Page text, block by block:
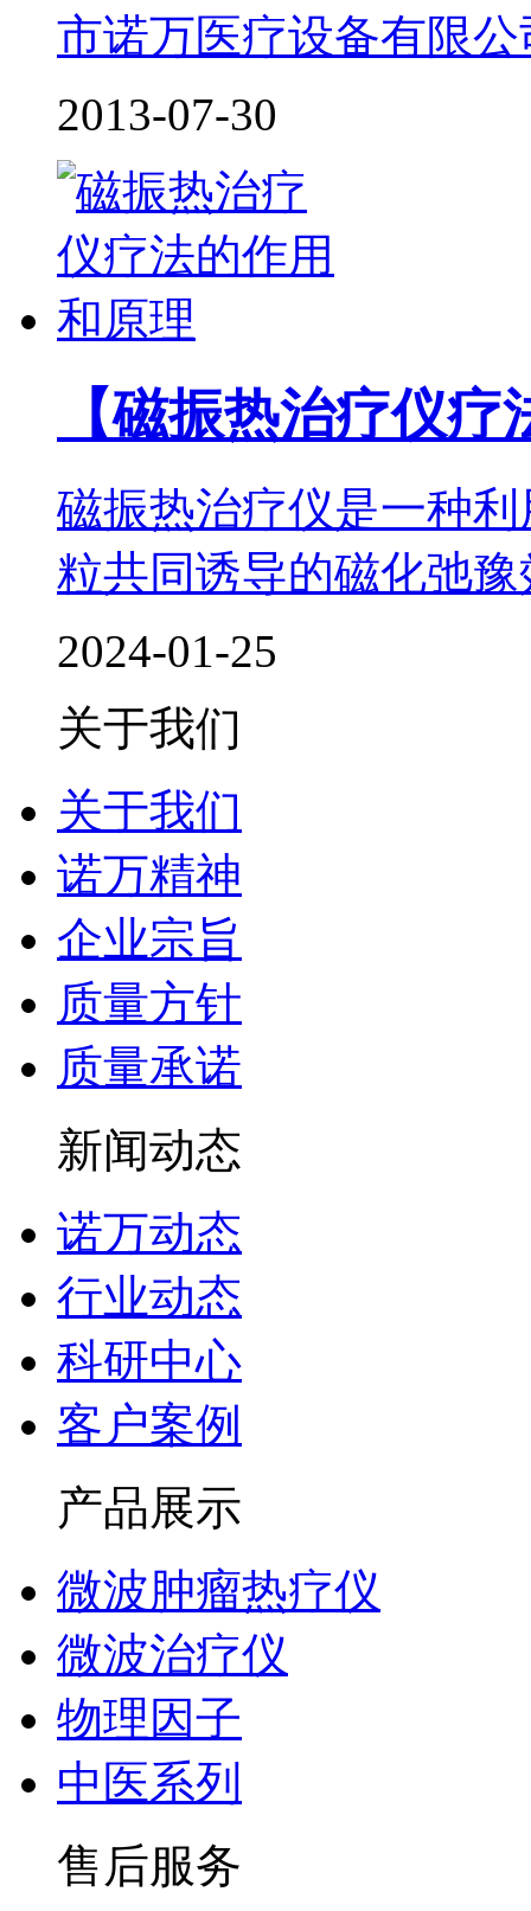
市诺万医疗设备有限
2013-07-30
【磁振热治疗仪
磁振热治疗仪是一种
粒共同诱导的磁化弛
2024-01-25
关于我们
关于我们
诺万精神
企业宗旨
质量方针
质量承诺
新闻动态
诺万动态
行业动态
科研中心
客户案例
产品展示
微波肿瘤热疗仪
微波治疗仪
物理因子
中医系列
售后服务